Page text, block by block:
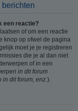
een reactie?
of om een reactie
knop op ofwel de pagina
moet je je registreren
die je al dan niet
of in een
in dit forum
dit forum, enz. ).